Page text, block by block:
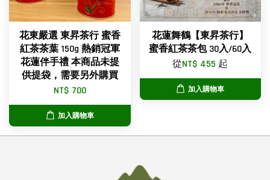
花東嚴選 東昇茶行 蜜香
紅茶茶葉 150g 熱銷冠軍
花蓮伴手禮 本商品未提
供提袋，需要另外購買
NT$ 700
加入購物車
花蓮舞鶴【東昇茶行】
蜜香紅茶茶包 30入/60入
從NT$ 455 起
加入購物車